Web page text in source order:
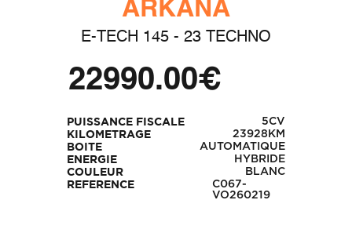
ARKANA
E-TECH 145 - 23 TECHNO
22990.00€
PUISSANCE FISCALE 5CV
KILOMETRAGE 23928KM
BOITE AUTOMATIQUE
ENERGIE HYBRIDE
COULEUR BLANC
REFERENCE
C067-
VO260219